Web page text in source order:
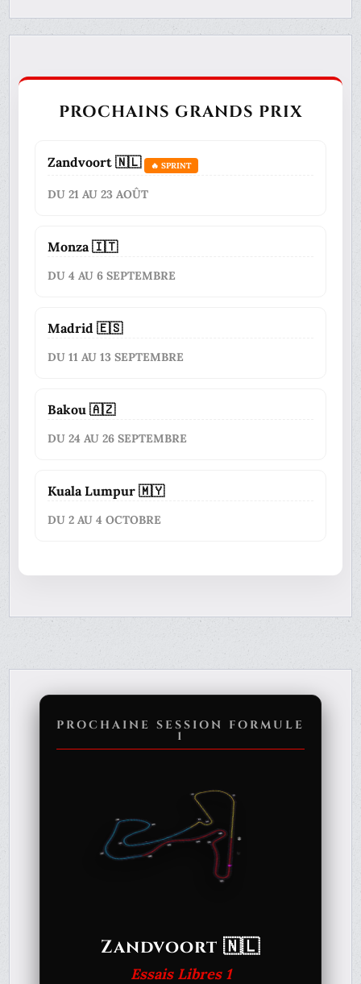
PROCHAINS GRANDS PRIX
Zandvoort 🇳🇱 🔥 SPRINT
DU 21 AU 23 AOÛT
Monza 🇮🇹
DU 4 AU 6 SEPTEMBRE
Madrid 🇪🇸
DU 11 AU 13 SEPTEMBRE
Bakou 🇦🇿
DU 24 AU 26 SEPTEMBRE
Kuala Lumpur 🇲🇾
DU 2 AU 4 OCTOBRE
PROCHAINE SESSION FORMULE
1
Zandvoort 🇳🇱
Essais Libres 1